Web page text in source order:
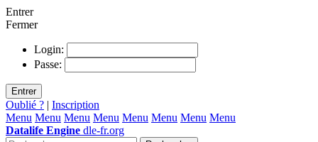
Entrer
Fermer
Login:
Passe:
Entrer
Oublié ? | Inscription
Menu Menu Menu Menu Menu Menu Menu Menu
Datalife Engine dle-fr.org